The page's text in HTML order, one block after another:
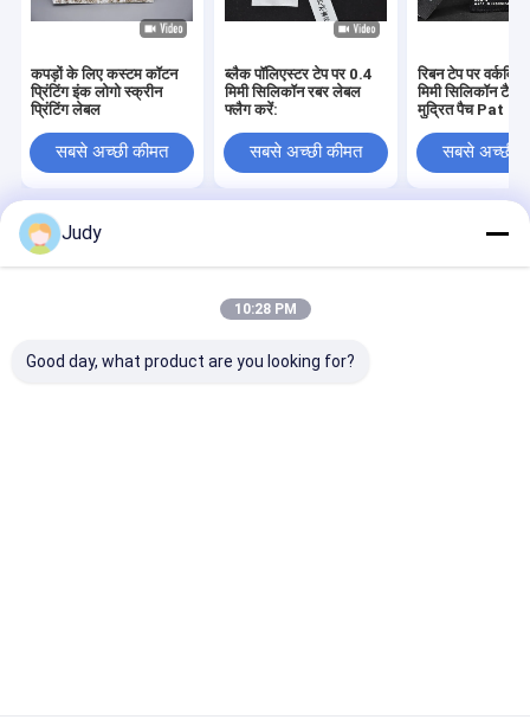
कपड़ों के लिए कस्टम कॉटन
प्रिंटिंग इंक लोगो स्क्रीन
प्रिंटिंग लेबल
सबसे अच्छी कीमत
ब्लैक पॉलिएस्टर टेप पर 0.4
मिमी सिलिकॉन रबर लेबल
फ्लैग करें:
सबसे अच्छी कीमत
रिबन टेप पर
मिमी सिलिकॉन टैग
मुद्रित पैच Pat
सबसे अच्छी
साइटमैप
गोपनीयता नीति
चीन का कारखाना.Copyright © 2026 Younger
Garment Accessories Co.,Ltd. All Rights Reserved.
Judy
10:28 PM
Good day, what product are you looking for?